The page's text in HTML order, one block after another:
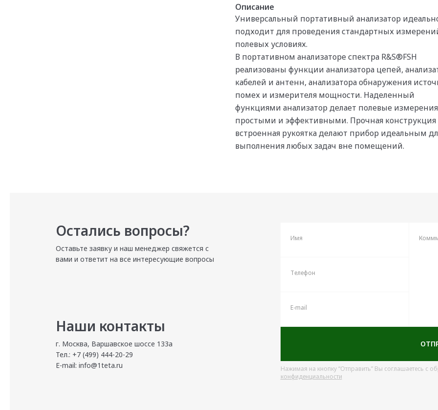
Описание
Универсальный портативный анализатор
подходит для проведения стандартных
полевых условиях.
В портативном анализаторе спектра R&S®FSH
реализованы функции анализатора цепей,
кабелей и антенн, анализатора обнаружения
помех и измерителя мощности. Наделенный
функциями анализатор делает полевые измерения
простыми и эффективными. Прочная конструкция
встроенная рукоятка делают прибор идеальным
выполнения любых задач вне помещений.
Остались вопросы?
Оставьте заявку и наш менеджер свяжется с
вами и ответит на все интересующие вопросы
Наши контакты
г. Москва, Варшавское шоссе 133а
Тел.: +7 (499) 444-20-29
E-mail: info@1teta.ru
Имя
Телефон
E-mail
Нажимая на кнопку “Отправить” Вы соглашаетесь с
конфиденциальности